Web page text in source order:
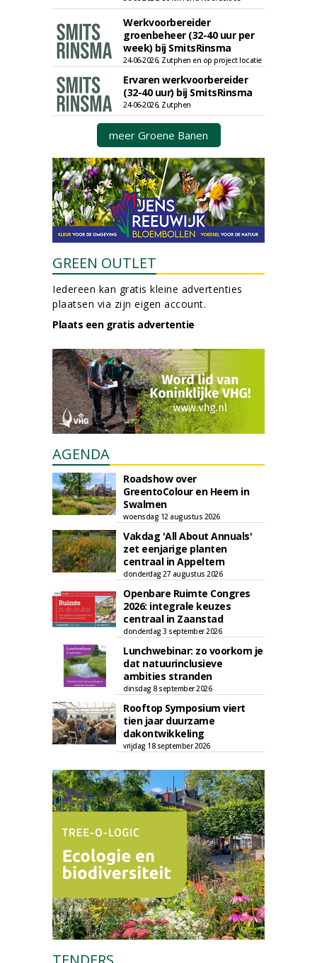
Werkvoorbereider
groenbeheer (32-40 uur per
week) bij SmitsRinsma
24-06-2026, Zutphen en op project locatie
Ervaren werkvoorbereider
(32-40 uur) bij SmitsRinsma
24-06-2026, Zutphen
meer Groene Banen
GREEN OUTLET
Iedereen kan gratis kleine advertenties
plaatsen via zijn eigen account.
Plaats een gratis advertentie
AGENDA
Roadshow over
GreentoColour en Heem in
Swalmen
woensdag 12 augustus 2026
Vakdag 'All About Annuals'
zet eenjarige planten
centraal in Appeltern
donderdag 27 augustus 2026
Openbare Ruimte Congres
2026: integrale keuzes
centraal in Zaanstad
donderdag 3 september 2026
Lunchwebinar: zo voorkom je
dat natuurinclusieve
ambities stranden
dinsdag 8 september 2026
Rooftop Symposium viert
tien jaar duurzame
dakontwikkeling
vrijdag 18 september 2026